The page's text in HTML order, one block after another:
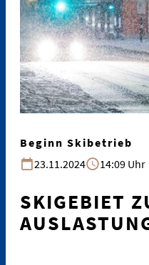
Beginn Skibetrieb
23.11.2024
14:09 Uhr
SKIGEBIET